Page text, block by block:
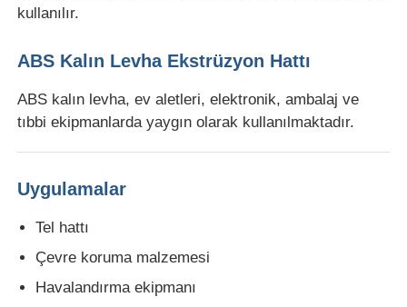
Termoforming levha ekstrüzyon hattı
PP yaprak üretim hattı
Rulo Kalender Makinesi
kullanılır.
ABS Kalın Levha Ekstrüzyon Hattı
ABS kalın levha, ev aletleri, elektronik, ambalaj ve
tıbbi ekipmanlarda yaygın olarak kullanılmaktadır.
Uygulamalar
Tel hattı
Çevre koruma malzemesi
Havalandırma ekipmanı